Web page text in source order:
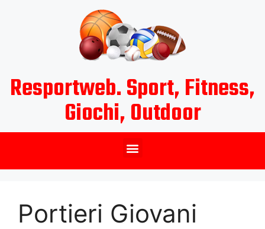
Resportweb. Sport, Fitness,
Giochi, Outdoor
Portieri Giovani